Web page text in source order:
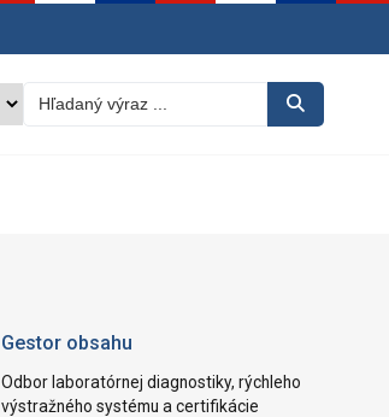
Gestor obsahu
Odbor laboratórnej diagnostiky, rýchleho
výstražného systému a certifikácie